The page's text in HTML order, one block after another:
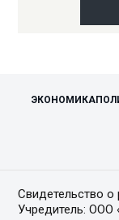
ЭКОНОМИКА
Свидетельство
Учредитель: ООО